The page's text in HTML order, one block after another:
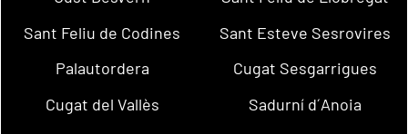
Sant Feliu de Codines
Sant Esteve Sesrovires
Palautordera
Cugat Sesgarrigues
Cugat del Vallès
Sadurní d´Anoia